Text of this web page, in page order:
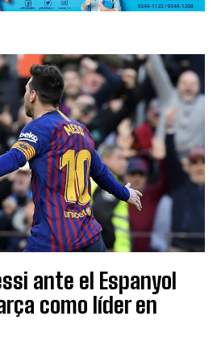
ante el Espanyol
como líder en